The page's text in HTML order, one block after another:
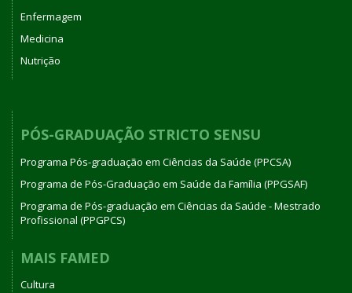
Enfermagem
Medicina
Nutrição
PÓS-GRADUAÇÃO STRICTO SENSU
Programa Pós-graduação em Ciências da Saúde (PPCSA)
Programa de Pós-Graduação em Saúde da Família (PPGSAF)
Programa de Pós-graduação em Ciências da Saúde - Mestrado
Profissional (PPGPCS)
MAIS FAMED
Cultura